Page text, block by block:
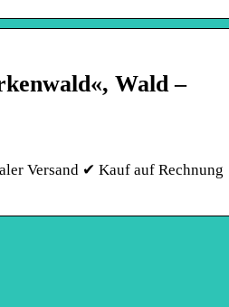
Wald –
Versand ✔ Kauf auf Rechnung